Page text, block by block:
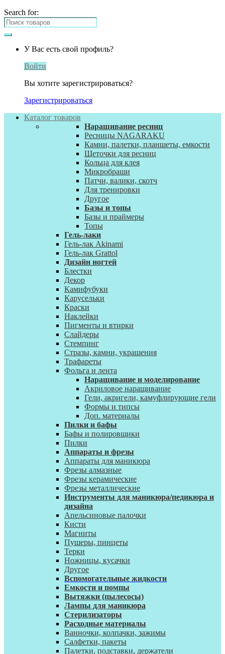
Search for:
У Вас есть свой профиль?
Войти
Вы хотите зарегистрироваться?
Зарегистрироваться
Каталог товаров
Наращивание ресниц
Ресницы NAGARAKU
Камни, палетки, планшеты, емкости
Щеточки для ресниц
Кольца для клея
Микробраши
Патчи, валики, скотч
Для тренировки
Другое
Базы и топы
Базы и праймеры
Топы
Гель-лаки
Гель-лак Akinami
Гель-лак Grattol
Дизайн ногтей
Блестки
Декор
Камифубуки
Карусельки
Краски
Наклейки
Пигменты и втирки
Слайдеры
Стемпинг
Стразы, камни, украшения
Трафареты
Фольга и лента
Наращивание и моделирование
Акриловое наращивание
Гели, акригели, камуфлирующие гели
Формы и типсы
Доп. материалы
Пилки и бафы
Бафы и полировщики
Пилки
Аппараты и фрезы
Аппараты для маникюра
Фрезы алмазные
Фрезы керамические
Фрезы металлические
Инструменты для маникюра/педикюра и
дизайна
Апельсиновые палочки
Кисти
Магниты
Пушеры, пинцеты
Терки
Ножницы, кусачки
Другое
Вспомогательные жидкости
Емкости и помпы
Вытяжки (пылесосы)
Лампы для маникюра
Стерилизаторы
Расходные материалы
Ванночки, колпачки, зажимы
Салфетки, пакеты
Палетки, подставки, держатели